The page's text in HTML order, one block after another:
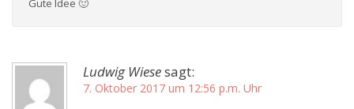
Gute Idee 🙂
Ludwig Wiesesagt:
7. Oktober 2017 um 12:56 p.m. Uhr